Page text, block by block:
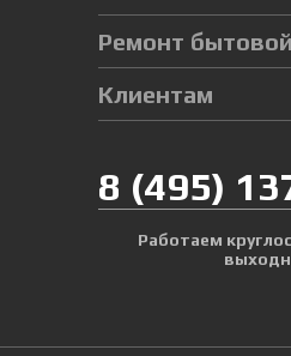
Ремонт
Клиентам
8 (495)
Работаем